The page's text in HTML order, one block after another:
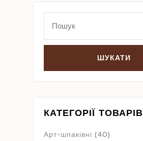
for:
КАТЕГОРІЇ ТОВАРІВ
Арт-шпаківні (40)